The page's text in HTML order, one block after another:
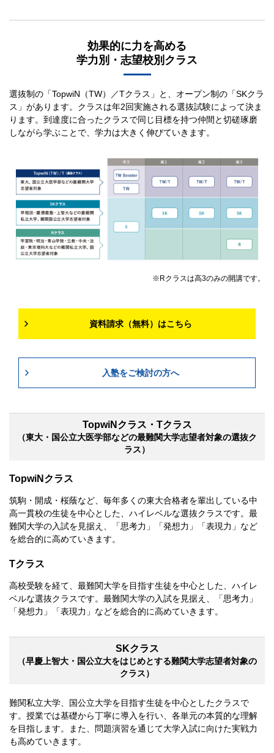
効果的に力を高める
学力別・志望校別クラス
選抜制の「TopwiN（TW）／Tクラス」と、オープン制の「SKクラ
ス」があります。クラスは年2回実施される選抜試験によって決ま
ります。到達度に合ったクラスで同じ目標を持つ仲間と切磋琢磨
しながら学ぶことで、学力は大きく伸びていきます。
Rクラスは高3のみの開講です。
資料請求（無料）はこちら
入塾をご検討の方へ
TopwiNクラス・Tクラス
（東大・国公立大医学部などの最難関大学志望者対象の選抜ク
ラス）
TopwiNクラス
筑駒・開成・桜蔭など、毎年多くの東大合格者を輩出している中
高一貫校の生徒を中心とした、ハイレベルな選抜クラスです。最
難関大学の入試を見据え、「思考力」「発想力」「表現力」など
を総合的に高めていきます。
Tクラス
高校受験を経て、最難関大学を目指す生徒を中心とした、ハイレ
ベルな選抜クラスです。最難関大学の入試を見据え、「思考力」
「発想力」「表現力」などを総合的に高めていきます。
SKクラス
（早慶上智大・国公立大をはじめとする難関大学志望者対象の
クラス）
難関私立大学、国公立大学を目指す生徒を中心としたクラスで
す。授業では基礎から丁寧に導入を行い、各単元の本質的な理解
を目指します。また、問題演習を通じて大学入試に向けた実戦力
も高めていきます。